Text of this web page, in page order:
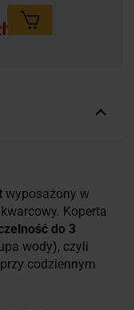
wyposażony w
Koperta
do 3
wody), czyli
codziennym